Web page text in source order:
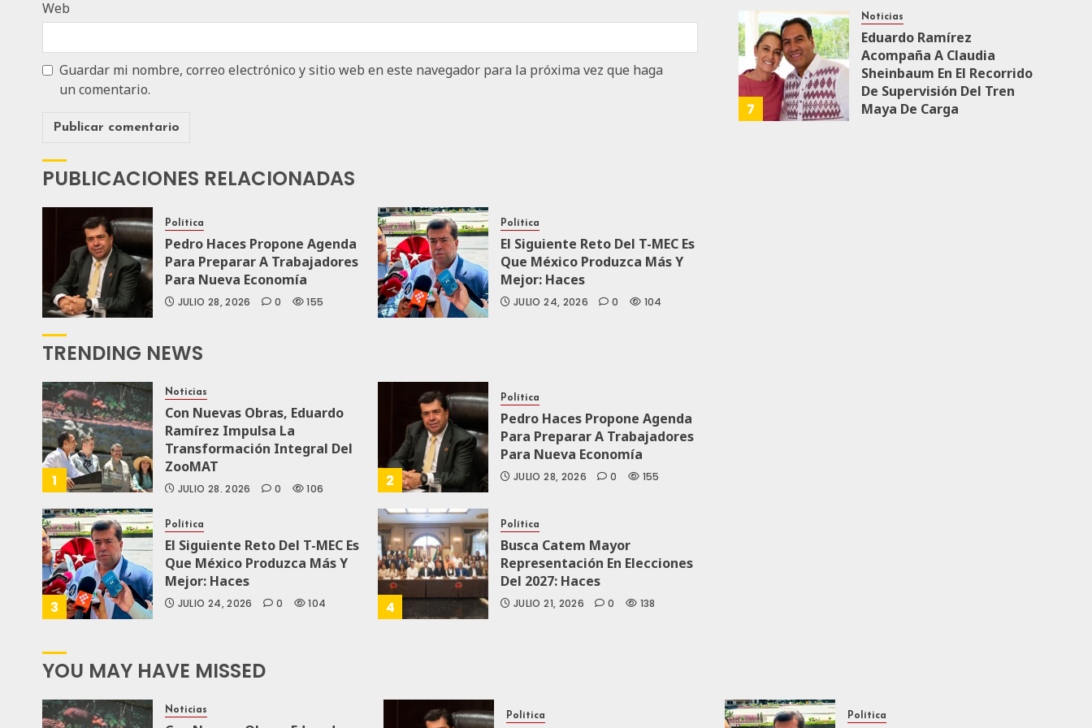
Web
Guardar mi nombre, correo electrónico y sitio web en este navegador para la próxima vez que haga
un comentario.
PUBLICACIONES RELACIONADAS
Política
Pedro Haces Propone Agenda
Para Preparar A Trabajadores
Para Nueva Economía
JULIO 28, 2026 0 155
Política
El Siguiente Reto Del T-MEC Es
Que México Produzca Más Y
Mejor: Haces
JULIO 24, 2026 0 104
TRENDING NEWS
1
Noticias
Con Nuevas Obras, Eduardo
Ramírez Impulsa La
Transformación Integral Del
ZooMAT
JULIO 28, 2026 0 106 2
Política
Pedro Haces Propone Agenda
Para Preparar A Trabajadores
Para Nueva Economía
JULIO 28, 2026 0 155
3
Política
El Siguiente Reto Del T-MEC Es
Que México Produzca Más Y
Mejor: Haces
JULIO 24, 2026 0 104 4
Política
Busca Catem Mayor
Representación En Elecciones
Del 2027: Haces
JULIO 21, 2026 0 138
7
Noticias
Eduardo Ramírez
Acompaña A Claudia
Sheinbaum En El Recorrido
De Supervisión Del Tren
Maya De Carga
YOU MAY HAVE MISSED
Noticias
Política Política